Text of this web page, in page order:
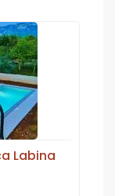
Labina